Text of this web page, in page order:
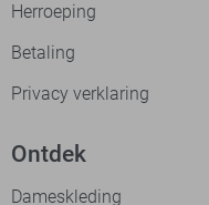
Herroeping
Betaling
Privacy verklaring
Ontdek
Dameskleding